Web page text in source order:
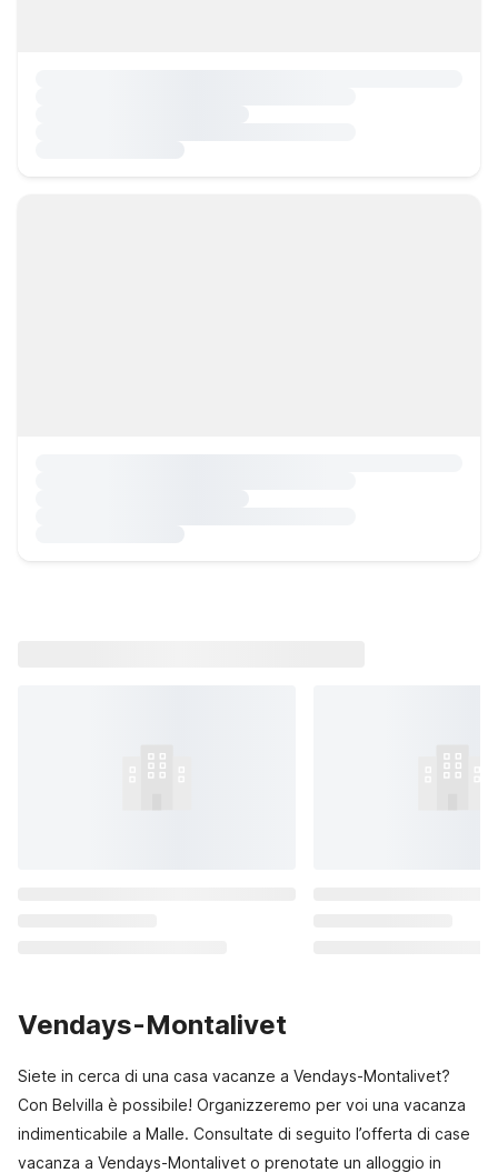
Vendays-Montalivet
Siete in cerca di una casa vacanze a Vendays-Montalivet?
Con Belvilla è possibile! Organizzeremo per voi una vacanza
indimenticabile a Malle. Consultate di seguito l’offerta di case
vacanza a Vendays-Montalivet o prenotate un alloggio in